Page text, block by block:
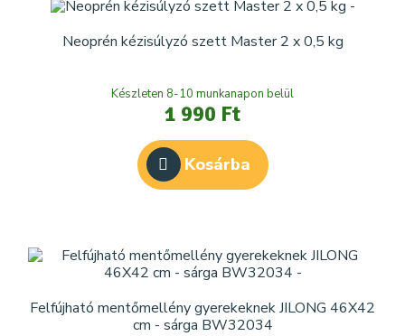
Neoprén kézisúlyzó szett Master 2 x 0,5 kg
Készleten 8-10 munkanapon belül
1 990 Ft
Kosárba
Felfújható mentőmellény gyerekeknek JILONG 46X42
cm - sárga BW32034